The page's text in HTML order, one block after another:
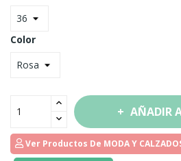
Color
AÑADIR
Ver Productos De MODA Y